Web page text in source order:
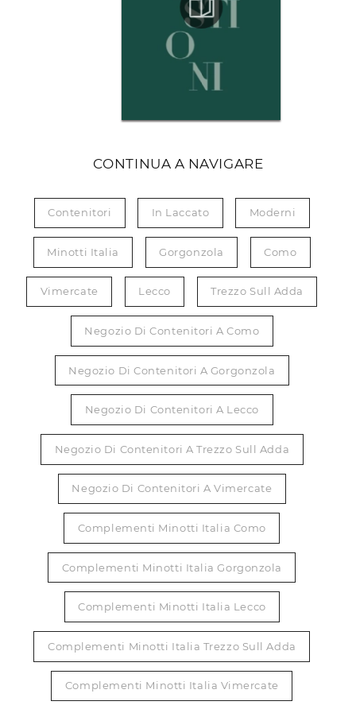
CONTINUA A NAVIGARE
Contenitori In Laccato Moderni
Minotti Italia Gorgonzola Como
Vimercate Lecco Trezzo Sull Adda
Negozio Di Contenitori A Como
Negozio Di Contenitori A Gorgonzola
Negozio Di Contenitori A Lecco
Negozio Di Contenitori A Trezzo Sull Adda
Negozio Di Contenitori A Vimercate
Complementi Minotti Italia Como
Complementi Minotti Italia Gorgonzola
Complementi Minotti Italia Lecco
Complementi Minotti Italia Trezzo Sull Adda
Complementi Minotti Italia Vimercate